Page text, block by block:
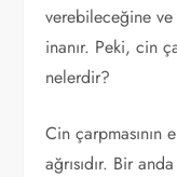
verebileceğine
inanır. Peki, cin
nelerdir?
Cin çarpmasının
ağrısıdır. Bir